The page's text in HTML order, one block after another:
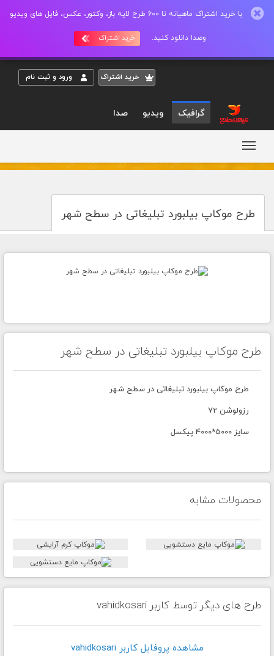
با خرید اشتراک ماهیانه تا 600 طرح لایه باز، وکتور، عکس، فایل های ویدیو
وصدا دانلود کنید. خرید اشتراک
خريد اشتراک ورود و ثبت نام
گرافیک ویدیو صدا
طرح موکاپ بیلبورد تبلیغاتی در سطح شهر
طرح موکاپ بیلبورد تبلیغاتی در سطح شهر
طرح موکاپ بیلبورد تبلیغاتی در سطح شهر
رزولوشن 72
سایز 5000*4000 پیکسل
محصولات مشابه
طرح های دیگر توسط کاربر vahidkosari
مشاهده پروفايل کاربر vahidkosari